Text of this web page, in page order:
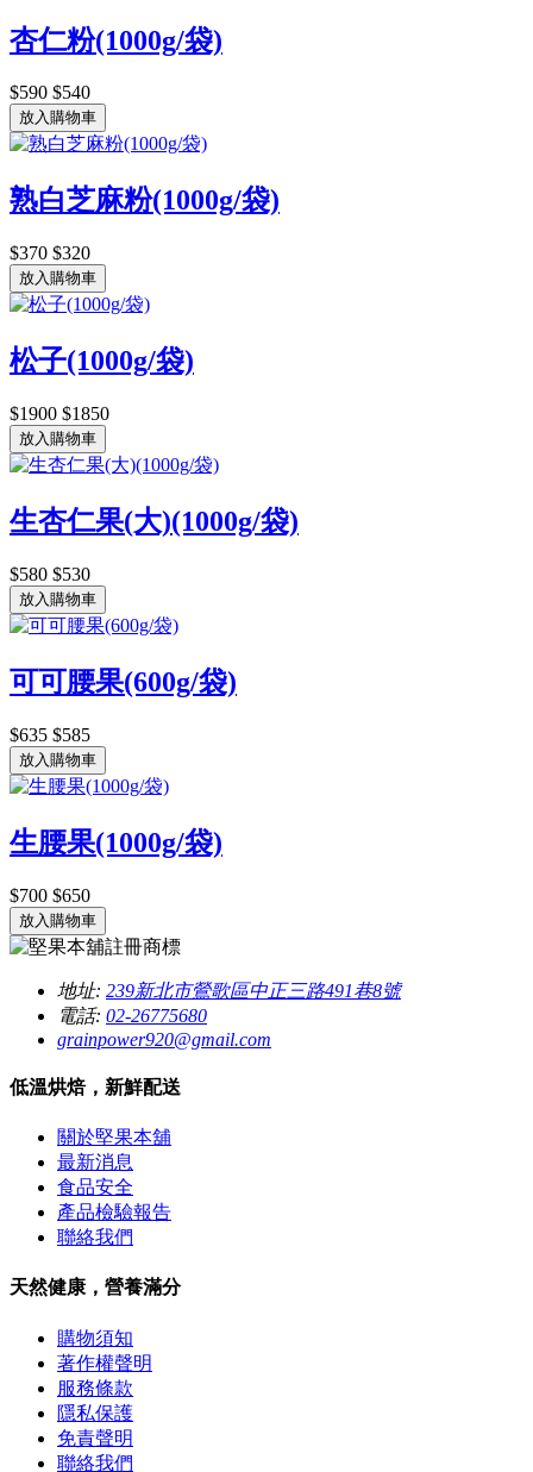
杏仁粉(1000g/袋)
$590 $540
放入購物車
熟白芝麻粉(1000g/袋)
$370 $320
放入購物車
松子(1000g/袋)
$1900 $1850
放入購物車
生杏仁果(大)(1000g/袋)
$580 $530
放入購物車
可可腰果(600g/袋)
$635 $585
放入購物車
生腰果(1000g/袋)
$700 $650
放入購物車
地址: 239新北市鶯歌區中正三路491巷8號
電話: 02-26775680
grainpower920@gmail.com
低溫烘焙，新鮮配送
關於堅果本舖
最新消息
食品安全
產品檢驗報告
聯絡我們
天然健康，營養滿分
購物須知
著作權聲明
服務條款
隱私保護
免責聲明
聯絡我們